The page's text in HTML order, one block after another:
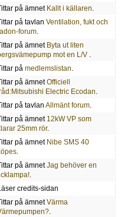
på ämnet Kallt i källaren.
på tavlan Ventilation, fukt och
forum.
på ämnet Byta ut liten
mot en L/V .
på medlemslistan.
på ämnetOfficiell
Electric Ecodan.
på tavlan Allmänt forum.
på ämnet 12kW VP som
25mm rör.
på ämnet Nibe SMS 40
.
på ämnetJag behöver en
.
credits-sidan
på ämnetVärma
.